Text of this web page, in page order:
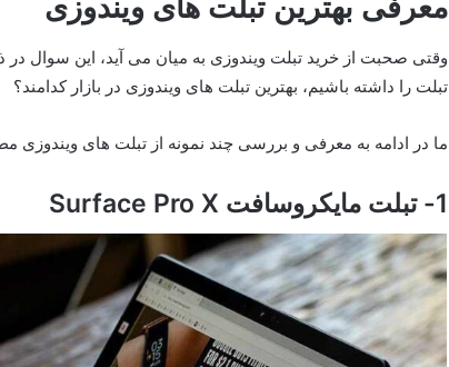
وقتی صحبت از خرید تبلت ویندوزی به میان می آید، این سوال
تبلت را داشته باشیم، بهترین تبلت های ویندوزی در بازار کدامند؟
ما در ادامه به معرفی و بررسی چند نمونه از تبلت های ویندوزی
1- تبلت مایکروسافت Surface Pro X